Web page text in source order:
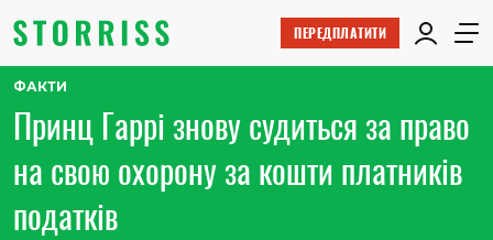
ПЕРЕДПЛАТИТИ
ФАКТИ
Принц Гаррі знову судиться за право
на свою охорону за кошти платників
податків